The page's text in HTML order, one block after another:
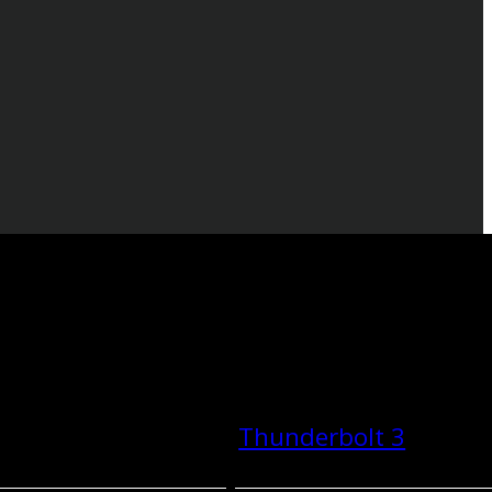
Thunderbolt 3